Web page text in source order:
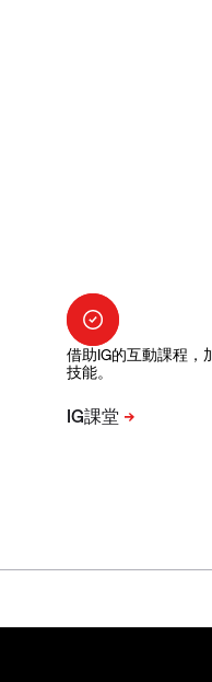
借助IG的互動課程，
技能。